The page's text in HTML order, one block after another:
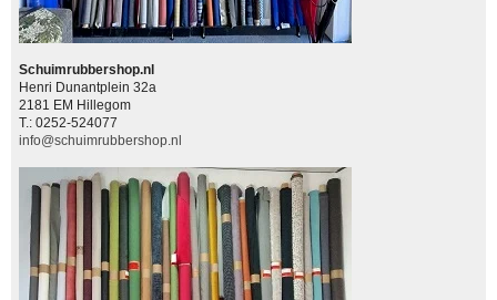
Schuimrubbershop.nl
Henri Dunantplein 32a
2181 EM Hillegom
T.: 0252-524077
info@schuimrubbershop.nl